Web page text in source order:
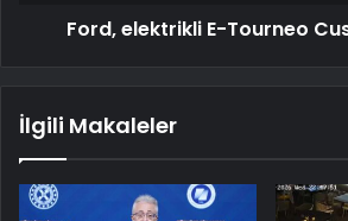
Ford, elektrikli E-Tourneo
İlgili Makaleler